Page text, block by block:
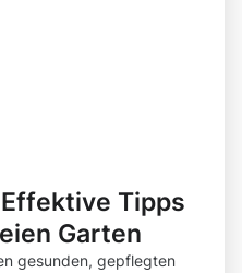
Tipps
Garten
gesunden, gepflegten